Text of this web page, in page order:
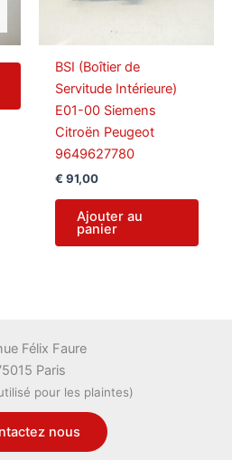
BSI (Boîtier de
Servitude Intérieure)
E01-00 Siemens
Citroën Peugeot
9649627780
€ 91,00
Ajouter au
panier
Félix Faure
Paris
pour les plaintes)
nous